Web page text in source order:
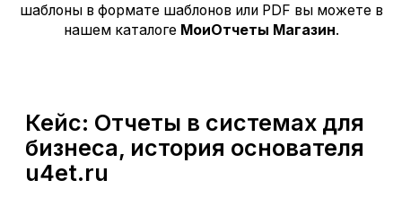
шаблоны в формате шаблонов или PDF вы можете в
нашем каталоге МоиОтчеты Магазин.
Кейс: Отчеты в системах для
бизнеса, история основателя
u4et.ru